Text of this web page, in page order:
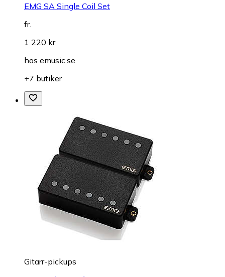
EMG SA Single Coil Set
fr.
1 220 kr
hos emusic.se
+7 butiker
Gitarr-pickups